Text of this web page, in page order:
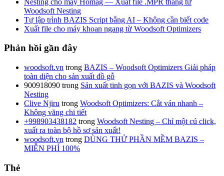
Woodsoft Nesting
Tự lập trình BAZIS Script bằng AI – Không cần biết code
Xuất file cho máy khoan ngang từ Woodsoft Optimizers
Phản hồi gần đây
woodsoft.vn trong BAZIS – Woodsoft Optimizers Giải pháp
toàn diện cho sản xuất đồ gỗ
900918090 trong Sản xuất tinh gọn với BAZIS và Woodsoft
Nesting
Clive Njiru trong Woodsoft Optimizers: Cắt ván nhanh –
Không văng chi tiết
+998903438182 trong Woodsoft Nesting – Chỉ một cú click,
xuất ra toàn bộ hồ sơ sản xuất!
woodsoft.vn trong DÙNG THỬ PHẦN MỀM BAZIS –
MIỄN PHÍ 100%
Thẻ